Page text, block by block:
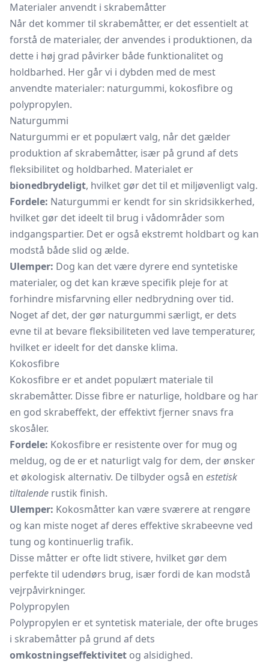
Materialer anvendt i skrabemåtter
Når det kommer til skrabemåtter, er det essentielt at
forstå de materialer, der anvendes i produktionen, da
dette i høj grad påvirker både funktionalitet og
holdbarhed. Her går vi i dybden med de mest
anvendte materialer: naturgummi, kokosfibre og
polypropylen.
Naturgummi
Naturgummi er et populært valg, når det gælder
produktion af skrabemåtter, især på grund af dets
fleksibilitet og holdbarhed. Materialet er
bionedbrydeligt, hvilket gør det til et miljøvenligt valg.
Fordele: Naturgummi er kendt for sin skridsikkerhed,
hvilket gør det ideelt til brug i vådområder som
indgangspartier. Det er også ekstremt holdbart og kan
modstå både slid og ælde.
Ulemper: Dog kan det være dyrere end syntetiske
materialer, og det kan kræve specifik pleje for at
forhindre misfarvning eller nedbrydning over tid.
Noget af det, der gør naturgummi særligt, er dets
evne til at bevare fleksibiliteten ved lave temperaturer,
hvilket er ideelt for det danske klima.
Kokosfibre
Kokosfibre er et andet populært materiale til
skrabemåtter. Disse fibre er naturlige, holdbare og har
en god skrabeffekt, der effektivt fjerner snavs fra
skosåler.
Fordele: Kokosfibre er resistente over for mug og
meldug, og de er et naturligt valg for dem, der ønsker
et økologisk alternativ. De tilbyder også en estetisk
tiltalende rustik finish.
Ulemper: Kokosmåtter kan være sværere at rengøre
og kan miste noget af deres effektive skrabeevne ved
tung og kontinuerlig trafik.
Disse måtter er ofte lidt stivere, hvilket gør dem
perfekte til udendørs brug, især fordi de kan modstå
vejrpåvirkninger.
Polypropylen
Polypropylen er et syntetisk materiale, der ofte bruges
i skrabemåtter på grund af dets
omkostningseffektivitet og alsidighed.